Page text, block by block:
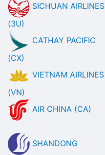
SICHUAN AIRLINES
(3U)
CATHAY PACIFIC
(CX)
VIETNAM AIRLINES
(VN)
AIR CHINA (CA)
SHANDONG